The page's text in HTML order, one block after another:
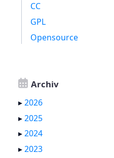
CC
GPL
Opensource
Archiv
▸2026
▸2025
▸2024
▸2023